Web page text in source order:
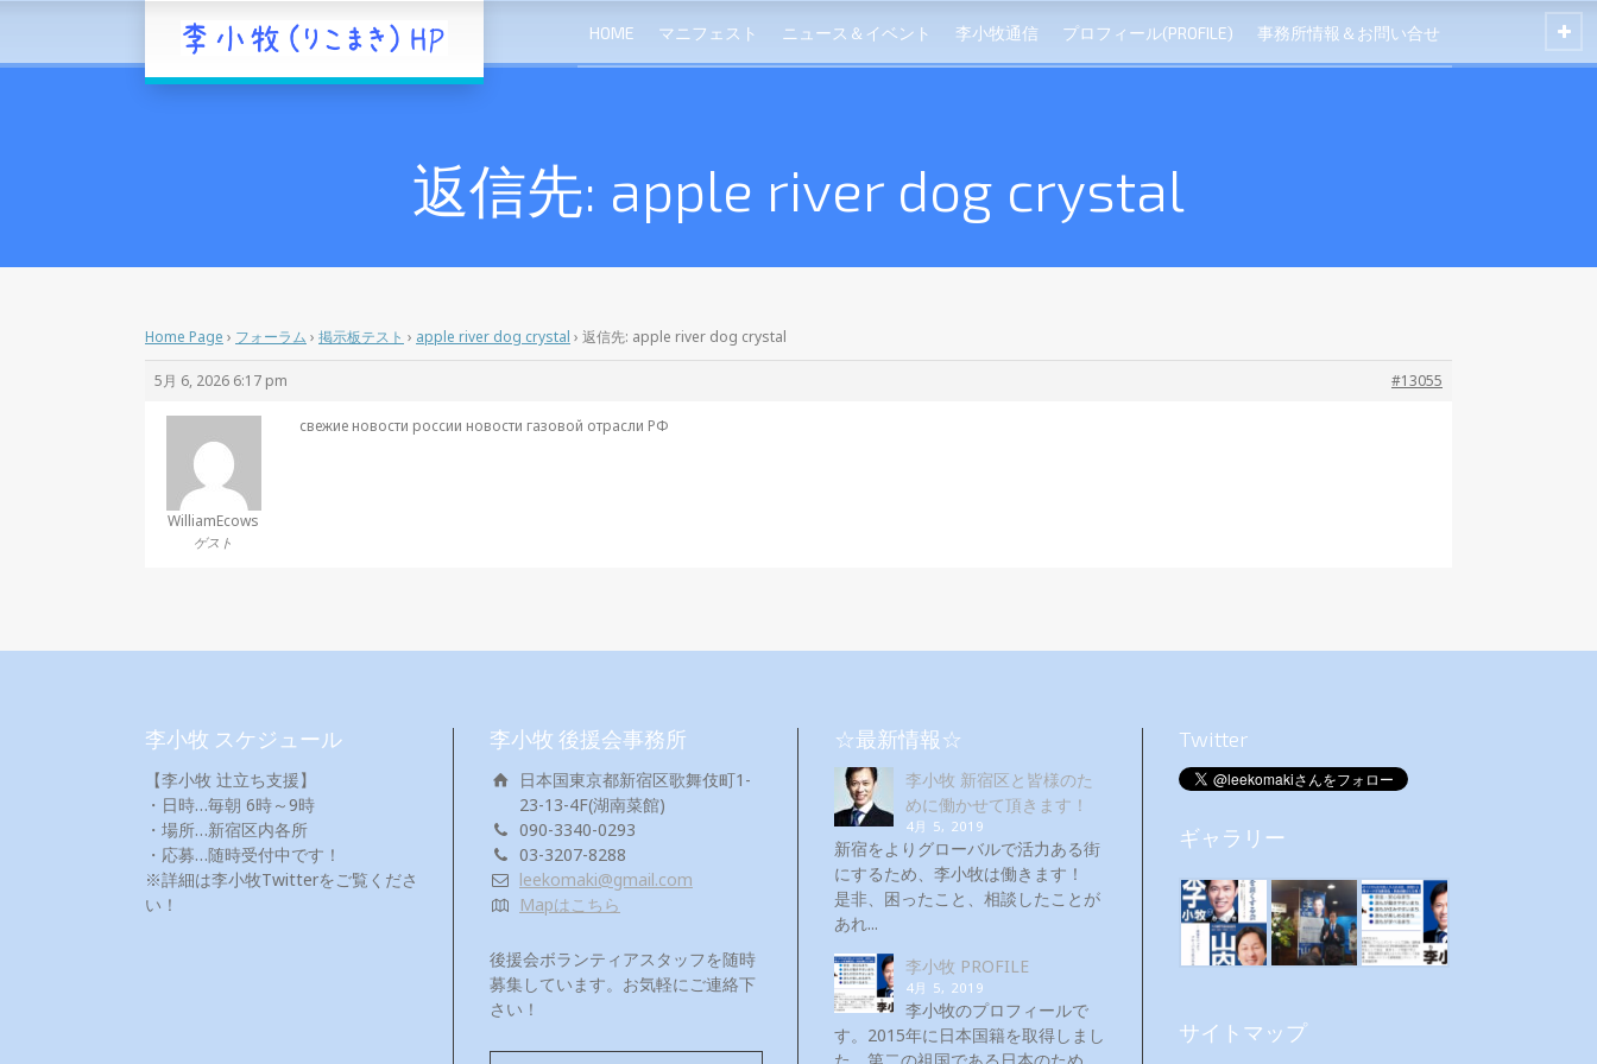
HOME マニフェスト ニュース＆イベント 李小牧通信 プロフィール(PROFILE) 事務所情報＆お問い合せ
返信先: apple river dog crystal
Home Page › フォーラム › 掲示板テスト › apple river dog crystal › 返信先: apple river dog crystal
5月 6, 2026 6:17 pm #13055
WilliamEcows
ゲスト
свежие новости россии новости газовой отрасли РФ
李小牧 スケジュール
【李小牧 辻立ち支援】
・日時…毎朝 6時～9時
・場所…新宿区内各所
・応募…随時受付中です！
※詳細は李小牧Twitterをご覧くださ
い！
李小牧 後援会事務所
日本国東京都新宿区歌舞伎町1-
23-13-4F(湖南菜館)
090-3340-0293
03-3207-8288
leekomaki@gmail.com
Mapはこちら
後援会ボランティアスタッフを随時
募集しています。お気軽にご連絡下
さい！
☆最新情報☆
李小牧 新宿区と皆様のた
めに働かせて頂きます！
4月 5, 2019
新宿をよりグローバルで活力ある街
にするため、李小牧は働きます！
是非、困ったこと、相談したことが
あれ...
李小牧 PROFILE
4月 5, 2019
李小牧のプロフィールで
す。2015年に日本国籍を取得しまし
Twitter
ギャラリー
サイトマップ